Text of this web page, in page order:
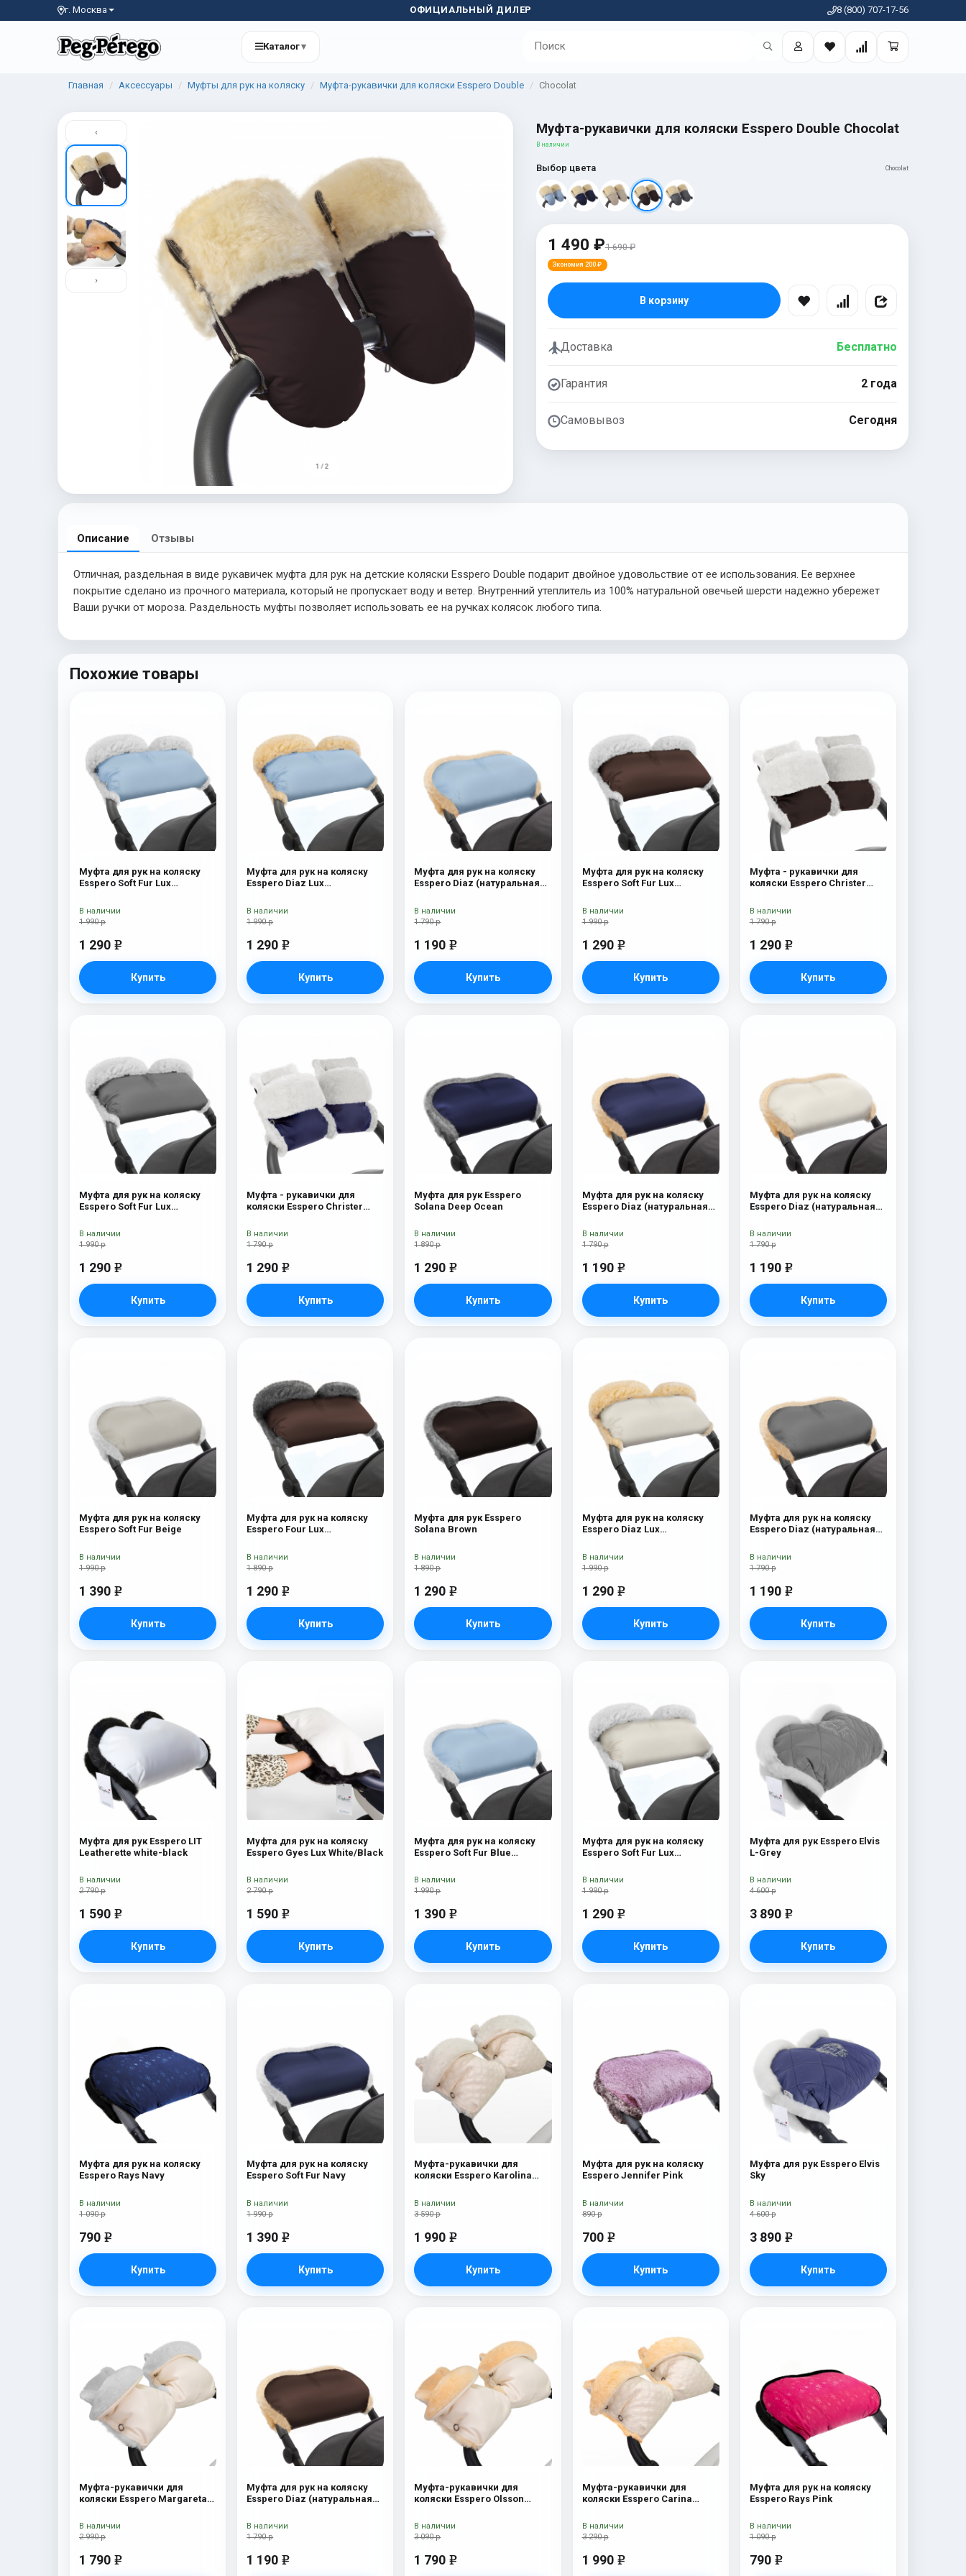
г. Москва ОФИЦИАЛЬНЫЙ ДИЛЕР 8 (800) 707-17-56
Каталог▾
Главная Аксессуары Муфты для рук на коляску Муфта-рукавички для коляски Esspero Double Chocolat
‹
›
1 / 2
Муфта-рукавички для коляски Esspero Double Chocolat
В наличии
Выбор цвета Chocolat
1 490 ₽1 690 ₽
Экономия 200 ₽
В корзину
Доставка Бесплатно
Гарантия 2 года
Самовывоз Сегодня
Описание Отзывы
Отличная, раздельная в виде рукавичек муфта для рук на детские коляски Esspero Double подарит двойное удовольствие от ее использования. Ее верхнее
покрытие сделано из прочного материала, который не пропускает воду и ветер. Внутренний утеплитель из 100% натуральной овечьей шерсти надежно убережет
Ваши ручки от мороза. Раздельность муфты позволяет использовать ее на ручках колясок любого типа.
Похожие товары
Муфта для рук на коляску
Esspero Soft Fur Lux
Mountain
1 990 р
1 290 e
Купить
В наличии
Муфта для рук на коляску
Esspero Diaz Lux
Mountain
1 990 р
1 290 e
Купить
В наличии
Муфта для рук на коляску
Esspero Diaz (натуральная
1 790 р
1 190 e
Купить
В наличии
Муфта для рук на коляску
Esspero Soft Fur Lux
Chocolat
1 990 р
1 290 e
Купить
В наличии
Муфта - рукавички для
коляски Esspero Christer
1 790 р
1 290 e
Купить
В наличии
Муфта для рук на коляску
Esspero Soft Fur Lux
1 990 р
1 290 e
Купить
В наличии
Муфта - рукавички для
коляски Esspero Christer
1 790 р
1 290 e
Купить
В наличии
Муфта для рук Esspero
Solana Deep Ocean
1 890 р
1 290 e
Купить
В наличии
Муфта для рук на коляску
Esspero Diaz (натуральная
1 790 р
1 190 e
Купить
В наличии
Муфта для рук на коляску
Esspero Diaz (натуральная
1 790 р
1 190 e
Купить
В наличии
Муфта для рук на коляску
Esspero Soft Fur Beige
1 990 р
1 390 e
Купить
В наличии
Муфта для рук на коляску
Esspero Four Lux
Chocolat
1 890 р
1 290 e
Купить
В наличии
Муфта для рук Esspero
Solana Brown
1 890 р
1 290 e
Купить
В наличии
Муфта для рук на коляску
Esspero Diaz Lux
1 990 р
1 290 e
Купить
В наличии
Муфта для рук на коляску
Esspero Diaz (натуральная
1 790 р
1 190 e
Купить
В наличии
Муфта для рук Esspero LIT
Leatherette white-black
2 790 р
1 590 e
Купить
В наличии
Муфта для рук на коляску
Esspero Gуеs Lux White/Black
2 790 р
1 590 e
Купить
В наличии
Муфта для рук на коляску
Esspero Soft Fur Blue
1 990 р
1 390 e
Купить
В наличии
Муфта для рук на коляску
Esspero Soft Fur Lux
1 990 р
1 290 e
Купить
В наличии
Муфта для рук Esspero Elvis
L-Grey
4 600 р
3 890 e
Купить
В наличии
Муфта для рук на коляску
Esspero Rays Navy
1 090 р
790 e
Купить
В наличии
Муфта для рук на коляску
Esspero Soft Fur Navy
1 990 р
1 390 e
Купить
В наличии
Муфта-рукавички для
коляски Esspero Karolina
3 590 р
1 990 e
Купить
В наличии
Муфта для рук на коляску
Esspero Jennifer Pink
890 р
700 e
Купить
В наличии
Муфта для рук Esspero Elvis
Sky
4 600 р
3 890 e
Купить
В наличии
Муфта-рукавички для
коляски Esspero Margareta
2 990 р
1 790 e
В наличии
Муфта для рук на коляску
Esspero Diaz (натуральная
1 790 р
1 190 e
В наличии
Муфта-рукавички для
коляски Esspero Olsson
3 090 р
1 790 e
В наличии
Муфта-рукавички для
коляски Esspero Carina
3 290 р
1 990 e
В наличии
Муфта для рук на коляску
Esspero Rays Pink
1 090 р
790 e
В наличии